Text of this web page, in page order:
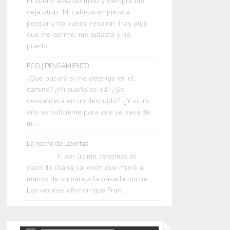
deja atrás. Mi cabeza empieza a
pensar y no puedo respirar. Hay algo
que me oprime, me aplasta y no
puedo...
ECO | PENSAMIENTO
¿Qué pasará si me detengo en el
camino? ¿Mi sueño se irá? ¿Se
desvancerá en un descuido? ¿Y si un
año es suficiente para que se vaya de
mi ...
La noche de Libertas
- Y, por último, tenemos el
caso de Diana, la joven que murió a
manos de su pareja la pasada noche.
Los vecinos afirman que Fran...